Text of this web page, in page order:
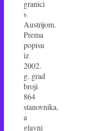
granici
s
Austrijom.
Prema
popisu
iz
2002.
g. grad
broji
864
stanovnika,
a
glavni